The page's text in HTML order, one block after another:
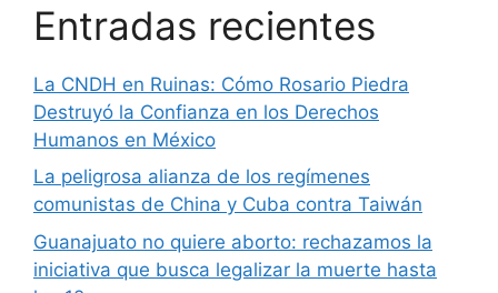
Entradas recientes
La CNDH en Ruinas: Cómo Rosario Piedra
Destruyó la Confianza en los Derechos
Humanos en México
La peligrosa alianza de los regímenes
comunistas de China y Cuba contra Taiwán
Guanajuato no quiere aborto: rechazamos la
iniciativa que busca legalizar la muerte hasta